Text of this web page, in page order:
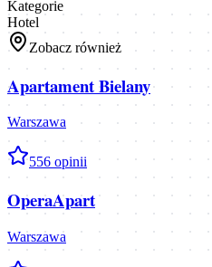
Kategorie
Hotel
Zobacz również
Apartament Bielany
Warszawa
556 opinii
OperaApart
Warszawa